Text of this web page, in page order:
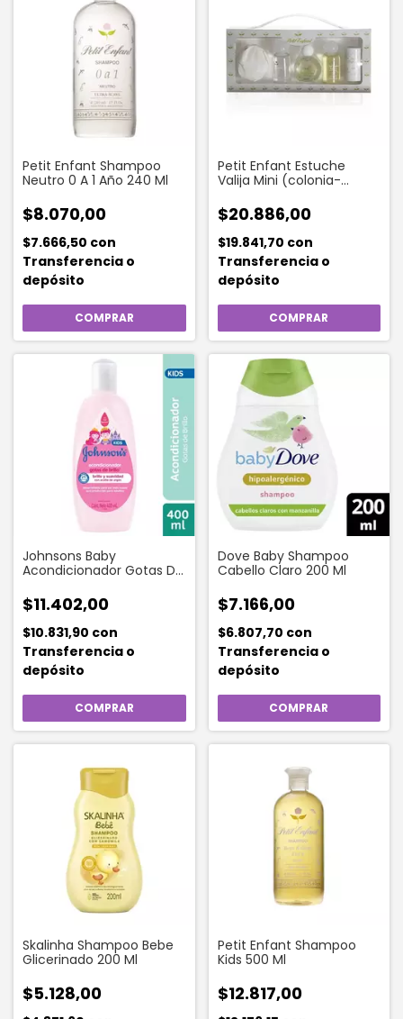
Petit Enfant Shampoo
Neutro 0 A 1 Año 240 Ml
$8.070,00
$7.666,50 con
Transferencia o
depósito
Petit Enfant Estuche
Valija Mini (colonia-
jabon-shampoo De 0a1)
$20.886,00
$19.841,70 con
Transferencia o
depósito
Johnsons Baby
Acondicionador Gotas De
$11.402,00
$10.831,90 con
Transferencia o
depósito
Dove Baby Shampoo
Cabello Claro 200 Ml
$7.166,00
$6.807,70 con
Transferencia o
depósito
Skalinha Shampoo Bebe
Glicerinado 200 Ml
$5.128,00
Petit Enfant Shampoo
Kids 500 Ml
$12.817,00